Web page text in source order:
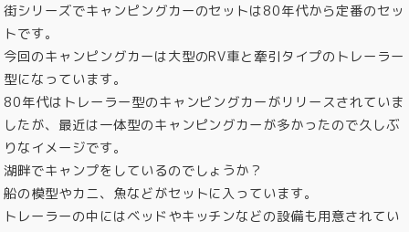
街シリーズでキャンピングカーのセットは80年代から定番のセッ
トです。
今回のキャンピングカーは大型のRV車と牽引タイプのトレーラー
型になっています。
80年代はトレーラー型のキャンピングカーがリリースされていま
したが、最近は一体型のキャンピングカーが多かったので久しぶ
りなイメージです。
湖畔でキャンプをしているのでしょうか？
船の模型やカニ、魚などがセットに入っています。
トレーラーの中にはベッドやキッチンなどの設備も用意されてい